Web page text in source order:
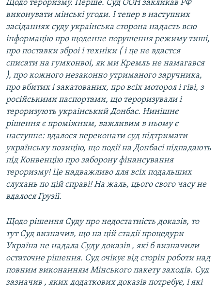
Щодо тероризму. Перше. Суд ООН закликав РФ
виконувати мінські угоди. І тепер в наступних
засіданнях суду украінська сторона надасть всю
інформацію про щоденне порушення режиму тиші,
про поставки зброі і техніки ( і це не вдастся
списати на гумконвоі, як ми Кремль не намагався
), про кожного незаконно утриманого заручника,
про вбитих і закатованих, про всіх моторол і гіві, з
російськими паспортами, що тероризували і
тероризують украінський Донбас. Нинішнє
рішення є проміжним, важливим в ньому є
наступне: вдалося переконати суд підтримати
українську позицію, що події на Донбасі підпадають
під Конвенцію про заборону фінансування
тероризму! Це надважливо для всіх подальших
слухань по цій справі! На жаль, цього свого часу не
вдалося Грузії.
Щодо рішення Суду про недостатність доказів, то
тут Суд визначив, що на цій стадії процедури
Україна не надала Суду доказів , які б визначили
остаточне рішення. Суд очікує від сторін роботи над
повним виконанням Мінського пакету заходів. Суд
зазначив , яких додаткових доказів потребує, і які